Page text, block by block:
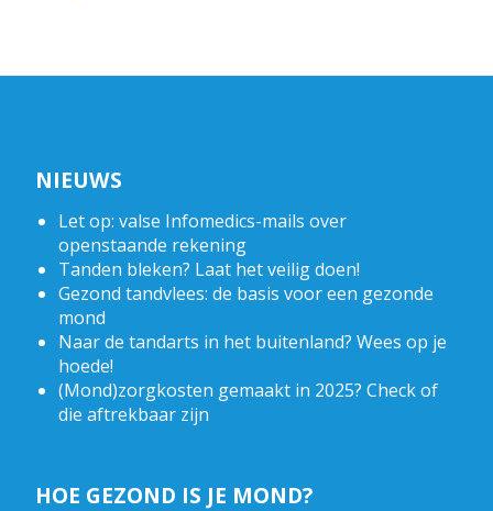
NIEUWS
Let op: valse Infomedics-mails over
openstaande rekening
Tanden bleken? Laat het veilig doen!
Gezond tandvlees: de basis voor een gezonde
mond
Naar de tandarts in het buitenland? Wees op je
hoede!
(Mond)zorgkosten gemaakt in 2025? Check of
die aftrekbaar zijn
HOE GEZOND IS JE MOND?